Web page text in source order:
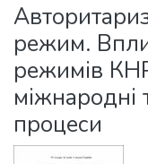
Statistics
режим.
режимів
міжнародні
процеси